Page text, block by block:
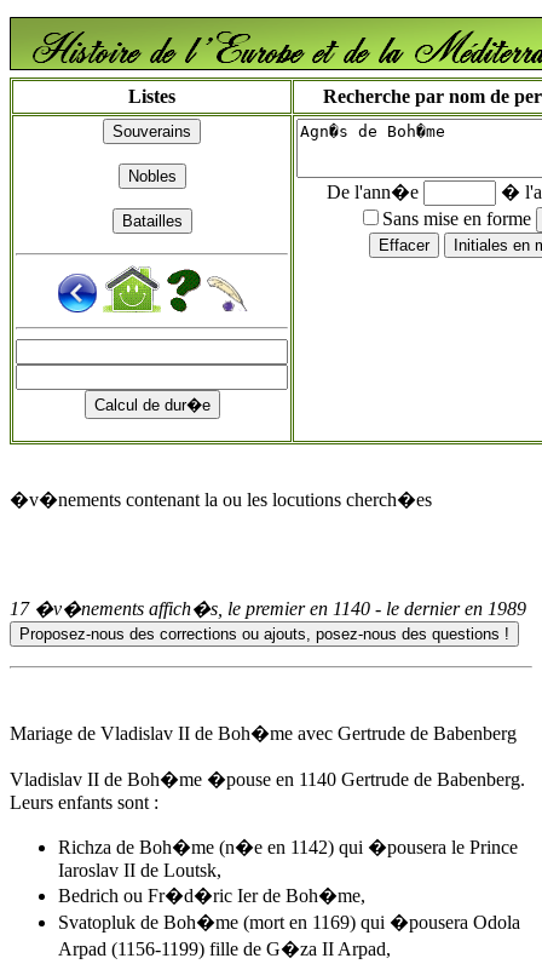
Listes Recherche par nom de
De l'ann�e
�
Sans mise en forme
�v�nements contenant la ou les locutions cherch�es
17 �v�nements affich�s, le premier en 1140 - le dernier en 1989
Mariage de Vladislav II de Boh�me avec Gertrude de Babenberg
Vladislav II de Boh�me �pouse en 1140 Gertrude de Babenberg.
Leurs enfants sont :
Richza de Boh�me (n�e en 1142) qui �pousera le Prince
Iaroslav II de Loutsk,
Bedrich ou Fr�d�ric Ier de Boh�me,
Svatopluk de Boh�me (mort en 1169) qui �pousera Odola
Arpad (1156-1199) fille de G�za II Arpad,